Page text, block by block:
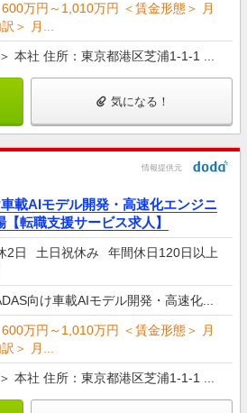
万円～1,010万円 ＜賃金形態＞ 月
＞ 月...
本社 住所：東京都港区芝浦1-1-1 ...
気になる！
情報提供元
載AIモデル開発・高速化エンジニ
転職支援サービス求人】
2日 土日祝休み
年間休日120日以上
向け車載AIモデル開発・高速化...
万円～1,010万円 ＜賃金形態＞ 月
＞ 月...
本社 住所：東京都港区芝浦1-1-1 ...